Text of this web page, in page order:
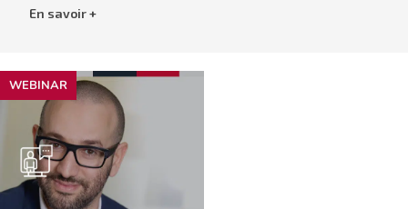
En savoir +
WEBINAR